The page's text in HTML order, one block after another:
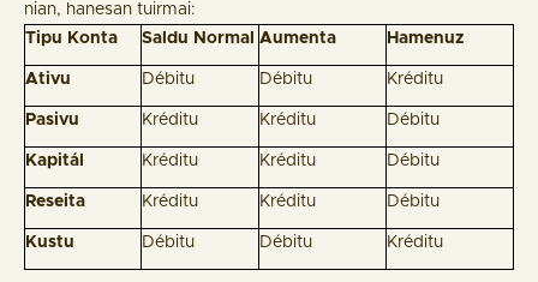
nian, hanesan tuirmai:
Tipu Konta
Saldu Normal Aumenta Hamenuz
Ativu Débitu Débitu Kréditu
Pasivu Kréditu Kréditu Débitu
Kapitál Kréditu Kréditu Débitu
Reseita Kréditu Kréditu Débitu
Kustu Débitu Débitu Kréditu